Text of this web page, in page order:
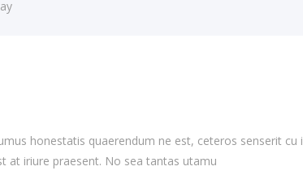
honestatis quaerendum ne est, ceteros senserit
at iriure praesent. No sea tantas utamu